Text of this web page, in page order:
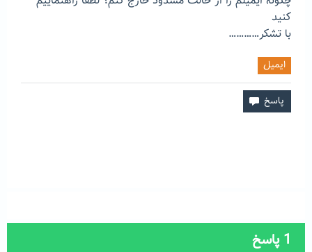
کنید
با تشکر…………
ایمیل
1پاسخ